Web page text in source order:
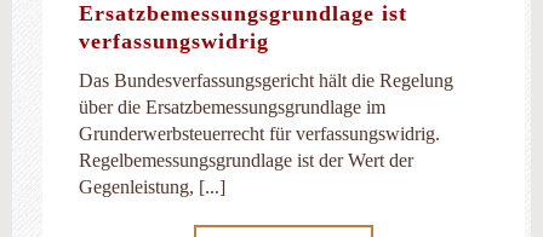
Ersatzbemessungsgrundlage ist
verfassungswidrig
Das Bundesverfassungsgericht hält die Regelung
über die Ersatzbemessungsgrundlage im
Grunderwerbsteuerrecht für verfassungswidrig.
Regelbemessungsgrundlage ist der Wert der
Gegenleistung, [...]